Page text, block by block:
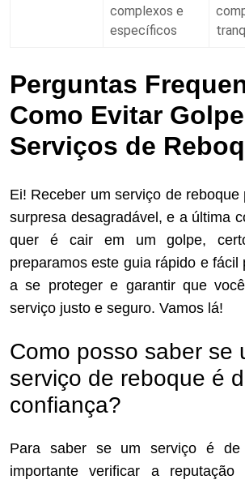
complexos e
específicos
Perguntas
Como Evitar
Serviços de
Ei! Receber um serviço de reboque
surpresa desagradável, e a última
quer é cair em um golpe,
preparamos este guia rápido e fácil
a se proteger e garantir que
serviço justo e seguro. Vamos lá!
Como posso saber se
serviço de reboque é
confiança?
Para saber se um serviço é de
importante verificar a reputação